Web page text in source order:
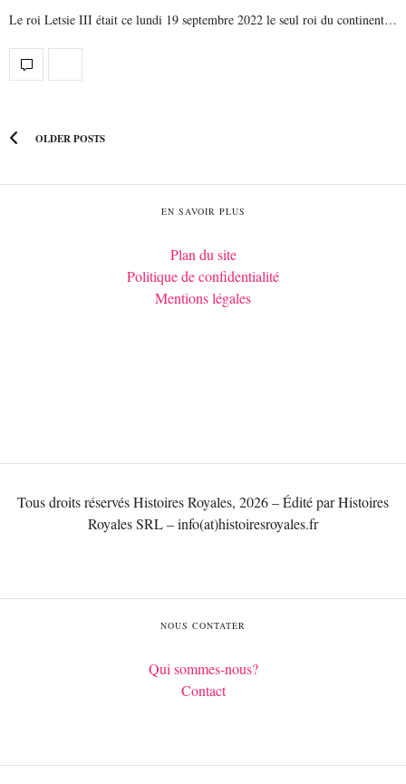
Le roi Letsie III était ce lundi 19 septembre 2022 le seul roi du continent…
OLDER POSTS
EN SAVOIR PLUS
Plan du site
Politique de confidentialité
Mentions légales
Tous droits réservés Histoires Royales, 2026 – Édité par Histoires
Royales SRL – info(at)histoiresroyales.fr
NOUS CONTATER
Qui sommes-nous?
Contact